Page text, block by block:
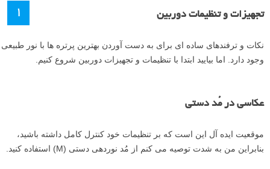
۱ تجهیزات و تنظیمات دوربین
نکات و ترفندهای ساده ای برای به دست آوردن بهترین پرتره ها با نور طبیعی
وجود دارد. اما بیایید ابتدا با تنظیمات و تجهیزات دوربین شروع کنیم.
عکاسی در مُد دستی
موقعیت ایده آل این است که بر تنظیمات خود کنترل کامل داشته باشید،
بنابراین من به شدت توصیه می کنم از مُد نوردهی دستی (M) استفاده کنید.